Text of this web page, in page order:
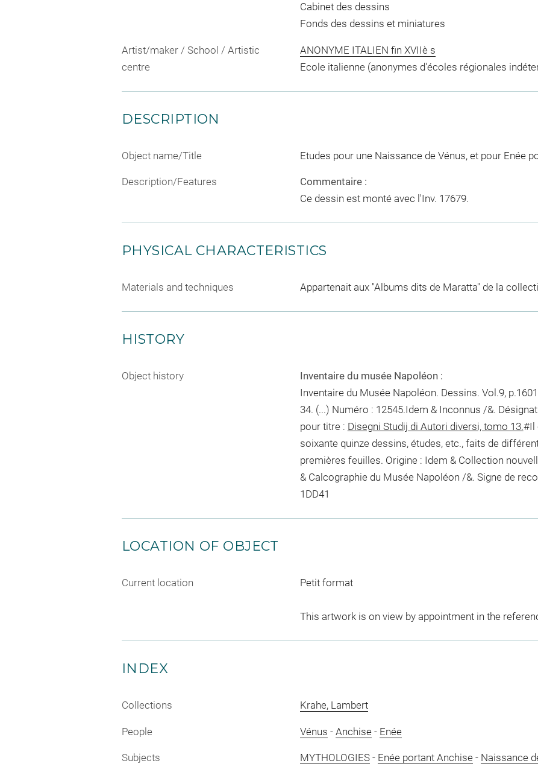
Cabinet des dessins
Fonds des dessins et miniatures
Artist/maker / School / Artistic
centre
ANONYME ITALIEN fin XVIIè s
Ecole italienne (anonymes d'écoles régionales
DESCRIPTION
Object name/Title Etudes pour une Naissance de Vénus, et pour Enée
Description/Features
Commentaire :
Ce dessin est monté avec l'Inv. 17679.
PHYSICAL CHARACTERISTICS
Materials and techniques Appartenait aux "Albums dits de Maratta" de la
HISTORY
Object history
Inventaire du musée Napoléon :
Inventaire du Musée Napoléon. Dessins. Vol.9,
34. (...) Numéro : 12545.Idem & Inconnus /&.
pour titre : Disegni Studij di Autori diversi, tomo 13.#Il
soixante quinze dessins, études, etc., faits de
premières feuilles. Origine : Idem & Collection
& Calcographie du Musée Napoléon /&. Signe de
1DD41
LOCATION OF OBJECT
Current location Petit format
This artwork is on view by appointment in the
INDEX
Collections Krahe, Lambert
People Vénus - Anchise- Enée
Subjects MYTHOLOGIES- Enée portant Anchise- Naissance